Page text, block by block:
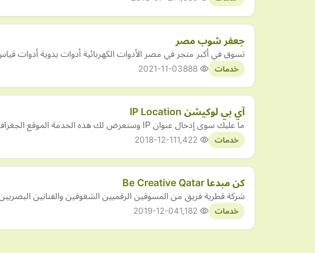
جعفر شوب مصر
تسوق في أكبر متجر في مصر الأدوات الكهربائية أدوات يدوية أدوات
خدمات 2021-11-03
آي بي لوكيشن IP Location
ما عليك سوى إدخال عنوان IP وستعرض لك هذه الخدمة الموقع الجغرافي ومعلومات اخرى حول رقم الآي بي الخاص بك.
خدمات 2018-12-11
كن مبدعا Be Creative Qatar
شركة قطرية فريق من المسوقين الرقميين الشغوفين والفنانين
خدمات 2019-12-04